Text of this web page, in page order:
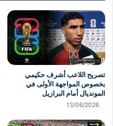
تصريح اللاعب أشرف حكيمي
بخصوص المواجهة الأولى في
المونديال أمام البرازيل
13/06/2026